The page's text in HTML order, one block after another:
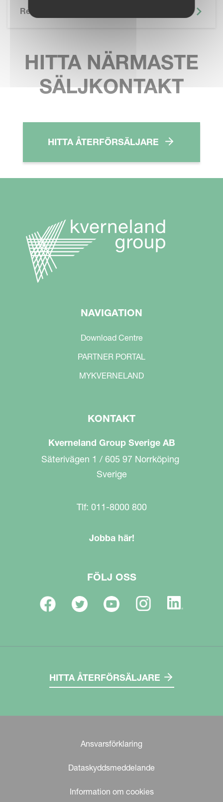
Related
HITTA NÄRMASTE
SÄLJKONTAKT
HITTA ÅTERFÖRSÄLJARE
NAVIGATION
Download Centre
PARTNER PORTAL
MYKVERNELAND
KONTAKT
Kverneland Group Sverige AB
Säterivägen 1 / 605 97 Norrköping
Sverige
Tlf: 011-8000 800
Jobba här!
FÖLJ OSS
HITTA ÅTERFÖRSÄLJARE
Ansvarsförklaring
Dataskyddsmeddelande
Information om cookies